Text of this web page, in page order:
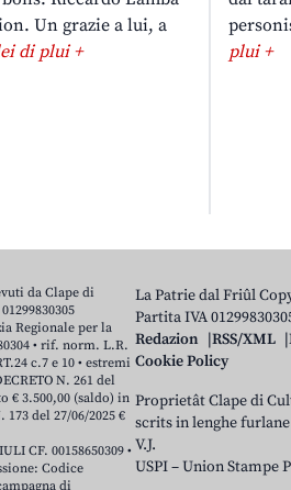
Un grazie a lui, a
di plui +
plui +
La Patrie dal Friûl
Partita IVA
Redazion
RSS/XML
Cookie Policy
Proprietât Clape di
scrits in lenghe
V.J.
USPI – Union Stampe
da Clape di
Regionale per la
• rif. norm. L.R.
c.7 e 10 • estremi
N. 261 del
€ 3.500,00 (saldo) in
173 del 27/06/2025 €
CF. 00158650309 •
Codice
di